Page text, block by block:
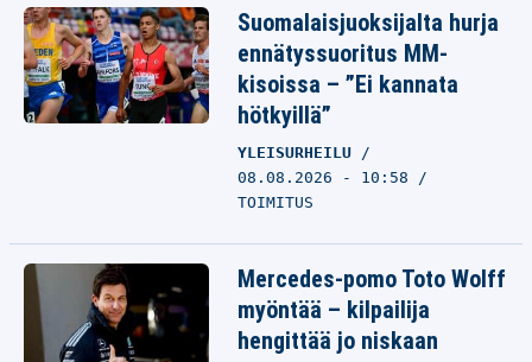
Suomalaisjuoksijalta hurja
ennätyssuoritus MM-
kisoissa – ”Ei kannata
hötkyillä”
YLEISURHEILU
08.08.2026 - 10:58
TOIMITUS
Mercedes-pomo Toto Wolff
myöntää – kilpailija
hengittää jo niskaan